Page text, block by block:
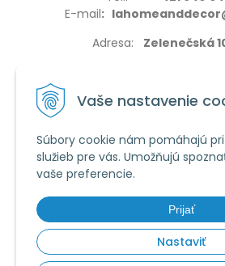
Vaše nastavenie
Súbory cookie nám pomáhajú
služieb pre vás. Umožňujú
vaše preferencie.
Prijať
Nastaviť
E-mail:
Adresa: Zelenečská
VŠETKO O
Používanie
Obchodné